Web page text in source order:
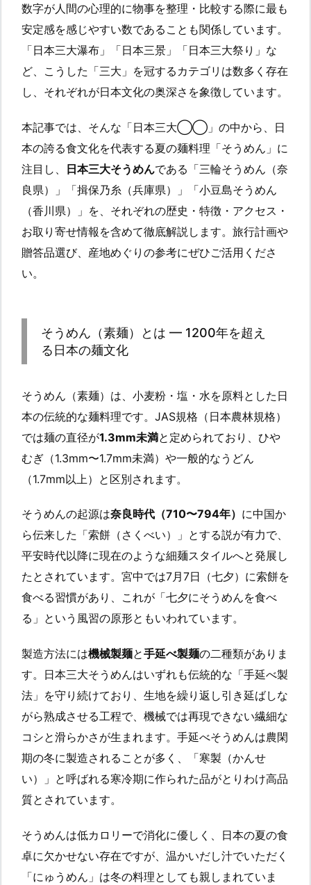
数字が人間の心理的に物事を整理・比較する際に最も
安定感を感じやすい数であることも関係しています。
「日本三大瀑布」「日本三景」「日本三大祭り」な
ど、こうした「三大」を冠するカテゴリは数多く存在
し、それぞれが日本文化の奥深さを象徴しています。
本記事では、そんな「日本三大◯◯」の中から、日
本の誇る食文化を代表する夏の麺料理「そうめん」に
注目し、
日本三大そうめんである「三輪そうめん（奈
良県）」「揖保乃糸（兵庫県）」「小豆島そうめん
（香川県）」を、それぞれの歴史・特徴・アクセス・
お取り寄せ情報を含めて徹底解説します。旅行計画や
贈答品選び、産地めぐりの参考にぜひご活用くださ
い。
そうめん（素麺）とは — 1200年を超え
る日本の麺文化
そうめん（素麺）は、小麦粉・塩・水を原料とした日
本の伝統的な麺料理です。JAS規格（日本農林規格）
では麺の直径が1.3mm未満と定められており、ひや
むぎ（1.3mm〜1.7mm未満）や一般的なうどん
（1.7mm以上）と区別されます。
そうめんの起源は奈良時代（710〜794年） に中国か
ら伝来した「索餅（さくべい）」とする説が有力で、
平安時代以降に現在のような細麺スタイルへと発展し
たとされています。宮中では7月7日（七夕）に索餅を
食べる習慣があり、これが「七夕にそうめんを食べ
る」という風習の原形ともいわれています。
製造方法には機械製麺と手延べ製麺の二種類がありま
す。日本三大そうめんはいずれも伝統的な「手延べ製
法」を守り続けており、生地を繰り返し引き延ばしな
がら熟成させる工程で、機械では再現できない繊細な
コシと滑らかさが生まれます。手延べそうめんは農閑
期の冬に製造されることが多く、「寒製（かんせ
い）」と呼ばれる寒冷期に作られた品がとりわけ高品
質とされています。
そうめんは低カロリーで消化に優しく、日本の夏の食
卓に欠かせない存在ですが、温かいだし汁でいただく
「にゅうめん」は冬の料理としても親しまれていま